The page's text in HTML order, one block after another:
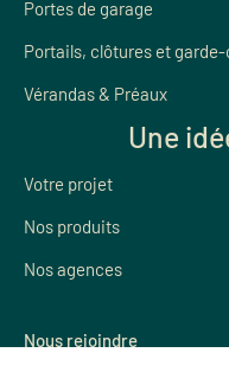
Portes de garage
Portails, clôtures et
Vérandas & Préaux
Une
Votre projet
Nos produits
Nos agences
Nous rejoindre